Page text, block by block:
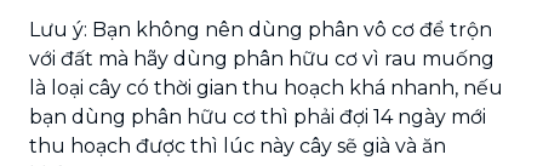
Lưu ý: Bạn không nên dùng phân vô cơ để trộn
với đất mà hãy dùng phân hữu cơ vì rau muống
là loại cây có thời gian thu hoạch khá nhanh, nếu
bạn dùng phân hữu cơ thì phải đợi 14 ngày mới
thu hoạch được thì lúc này cây sẽ già và ăn